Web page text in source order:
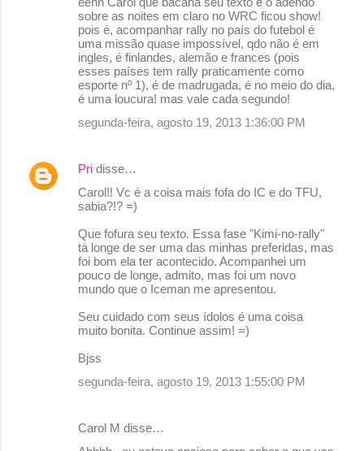
i
o
sobre as noites em claro no WRC ficou show!
pois é, acompanhar rally no país do futebol é
uma missão quase impossível, qdo não é em
ingles, é finlandes, alemão e frances (pois
esses países tem rally praticamente como
esporte nº 1), é de madrugada, é no meio do dia,
é uma loucura! mas vale cada segundo!
segunda-feira, agosto 19, 2013 1:36:00 PM
Pri disse…
Carol!! Vc é a coisa mais fofa do IC e do TFU,
sabia?!? =)
Que fofura seu texto. Essa fase "Kimi-no-rally"
tá longe de ser uma das minhas preferidas, mas
foi bom ela ter acontecido. Acompanhei um
pouco de longe, admito, mas foi um novo
mundo que o Iceman me apresentou.
Seu cuidado com seus ídolos é uma coisa
muito bonita. Continue assim! =)
Bjss
segunda-feira, agosto 19, 2013 1:55:00 PM
Carol M disse…